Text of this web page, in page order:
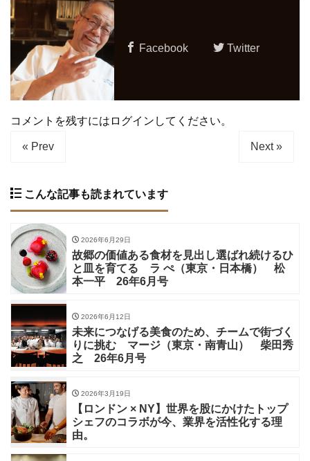
Facebook Twitter
コメントを残すにはログインしてください。
« Prev Next »
こんな記事も読まれています
2026年6月29日
故郷の価値ある食材を見出し選ばれ続けるひ
と皿を育てる ラ ぺ（東京・日本橋） 松
本一平 26年6月号
2026年6月12日
未来につなげる美食のため、チームで街づく
りに挑む マージ（東京・南青山） 柴田秀
之 26年6月号
2026年3月19日
【ロンドン × NY】世界を股にかけたトップ
シェフのコラボが今、業界を活性化する理
由。